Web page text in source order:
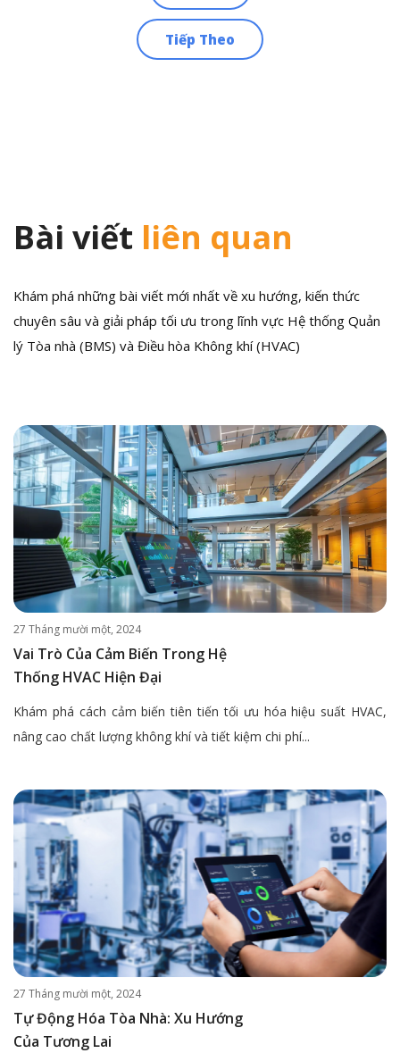
Tiếp Theo
Bài viết liên quan
Khám phá những bài viết mới nhất về xu hướng, kiến thức
chuyên sâu và giải pháp tối ưu trong lĩnh vực Hệ thống Quản
lý Tòa nhà (BMS) và Điều hòa Không khí (HVAC)
27 Tháng mười một, 2024
Vai Trò Của Cảm Biến Trong Hệ
Thống HVAC Hiện Đại
Khám phá cách cảm biến tiên tiến tối ưu hóa hiệu suất HVAC,
nâng cao chất lượng không khí và tiết kiệm chi phí...
27 Tháng mười một, 2024
Tự Động Hóa Tòa Nhà: Xu Hướng
Của Tương Lai